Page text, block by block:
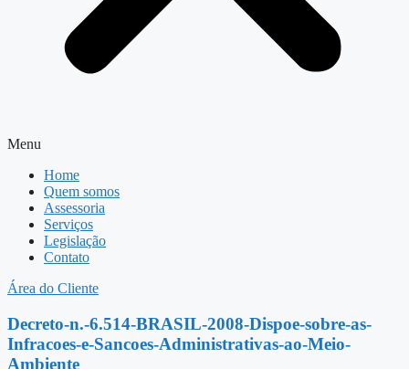
Menu
Home
Quem somos
Assessoria
Serviços
Legislação
Contato
Área do Cliente
Decreto-n.-6.514-BRASIL-2008-Dispoe-sobre-as-
Infracoes-e-Sancoes-Administrativas-ao-Meio-
Ambiente